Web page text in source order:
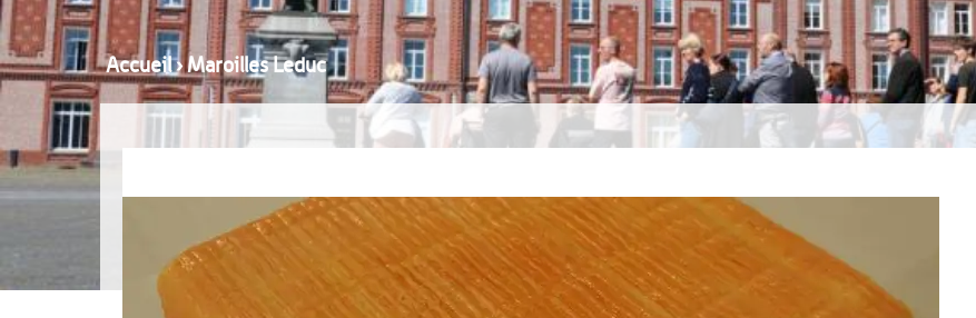
Accueil› Maroilles Leduc